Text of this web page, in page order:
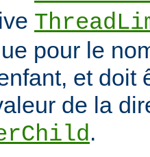
pour le
et doit
de la
.